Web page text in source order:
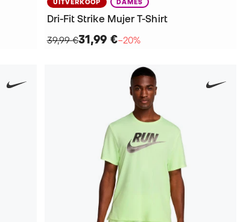
UITVERKOOP DAMES
Dri-Fit Strike Mujer T-Shirt
39,99 €31,99 €−20%